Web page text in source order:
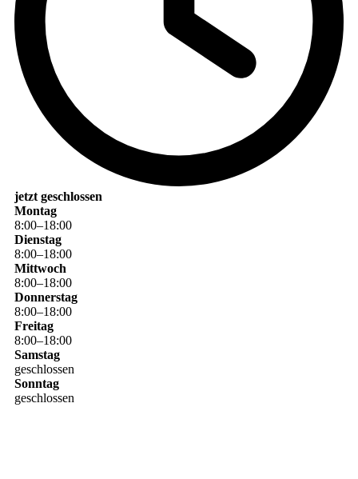
jetzt geschlossen
Montag
8:00–18:00
Dienstag
8:00–18:00
Mittwoch
8:00–18:00
Donnerstag
8:00–18:00
Freitag
8:00–18:00
Samstag
geschlossen
Sonntag
geschlossen